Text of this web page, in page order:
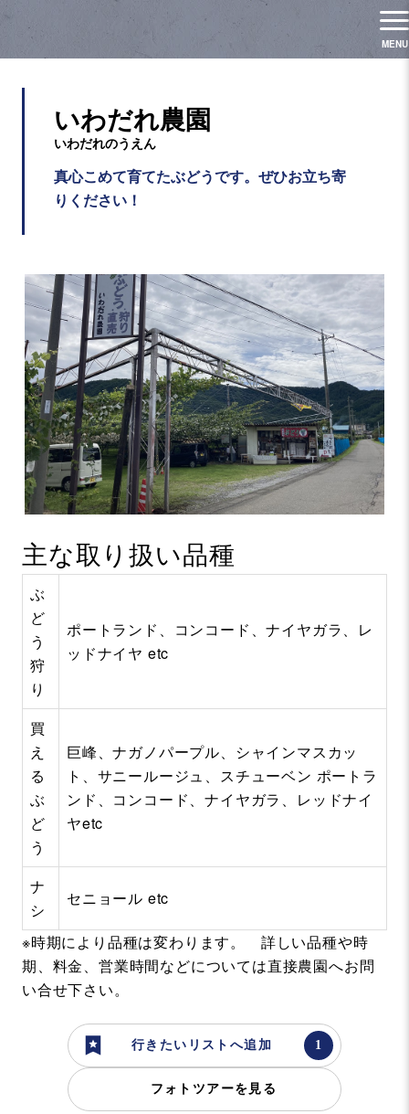
いわだれ農園
真心こめて育てたぶどうです。ぜひお立ち寄
りください！
主な取り扱い品種
ぶ
ど
う
狩
り
ポートランド、コンコード、ナイヤガラ、レ
ッドナイヤ etc
買
え
る
ぶ
ど
う
巨峰、ナガノパープル、シャインマスカッ
ト、サニールージュ、スチューベン ポートラ
ンド、コンコード、ナイヤガラ、レッドナイ
ヤetc
ナ
シ
セニョール etc
※時期により品種は変わります。 詳しい品種や時
期、料金、営業時間などについては直接農園へお問
い合せ下さい。
行きたいリストへ追加
フォトツアーを見る